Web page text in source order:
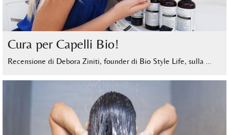
Cura per Capelli Bio!
Recensione di Debora Ziniti, founder di Bio Style Life, sulla …